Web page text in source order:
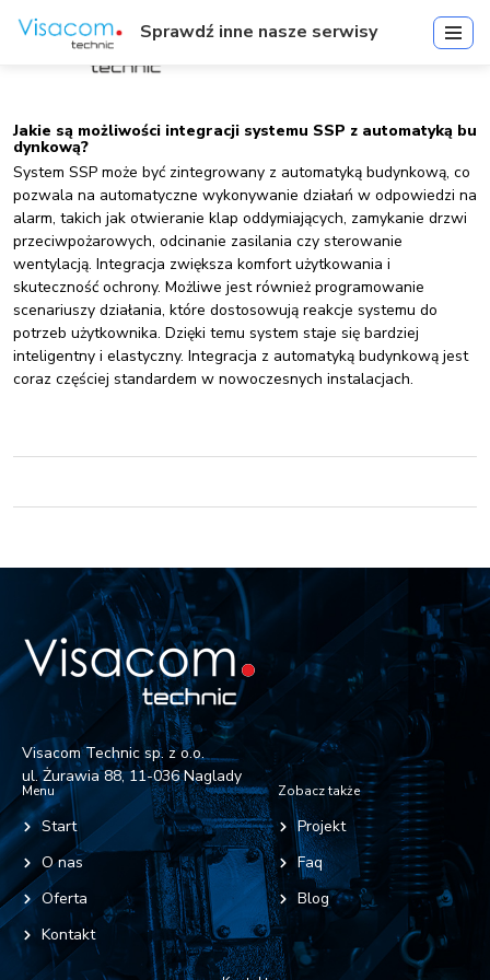
Jakie są możliwości integracji systemu SSP z automatyką bu
dynkową?
System SSP może być zintegrowany z automatyką budynkową, co
pozwala na automatyczne wykonywanie działań w odpowiedzi na
alarm, takich jak otwieranie klap oddymiających, zamykanie drzwi
przeciwpożarowych, odcinanie zasilania czy sterowanie
wentylacją. Integracja zwiększa komfort użytkowania i
skuteczność ochrony. Możliwe jest również programowanie
scenariuszy działania, które dostosowują reakcje systemu do
potrzeb użytkownika. Dzięki temu system staje się bardziej
inteligentny i elastyczny. Integracja z automatyką budynkową jest
coraz częściej standardem w nowoczesnych instalacjach.
Visacom Technic sp. z o.o.
ul. Żurawia 88, 11-036 Naglady
Menu
Start
O nas
Oferta
Kontakt
Zobacz także
Projekt
Faq
Blog
Sprawdź inne nasze serwisy